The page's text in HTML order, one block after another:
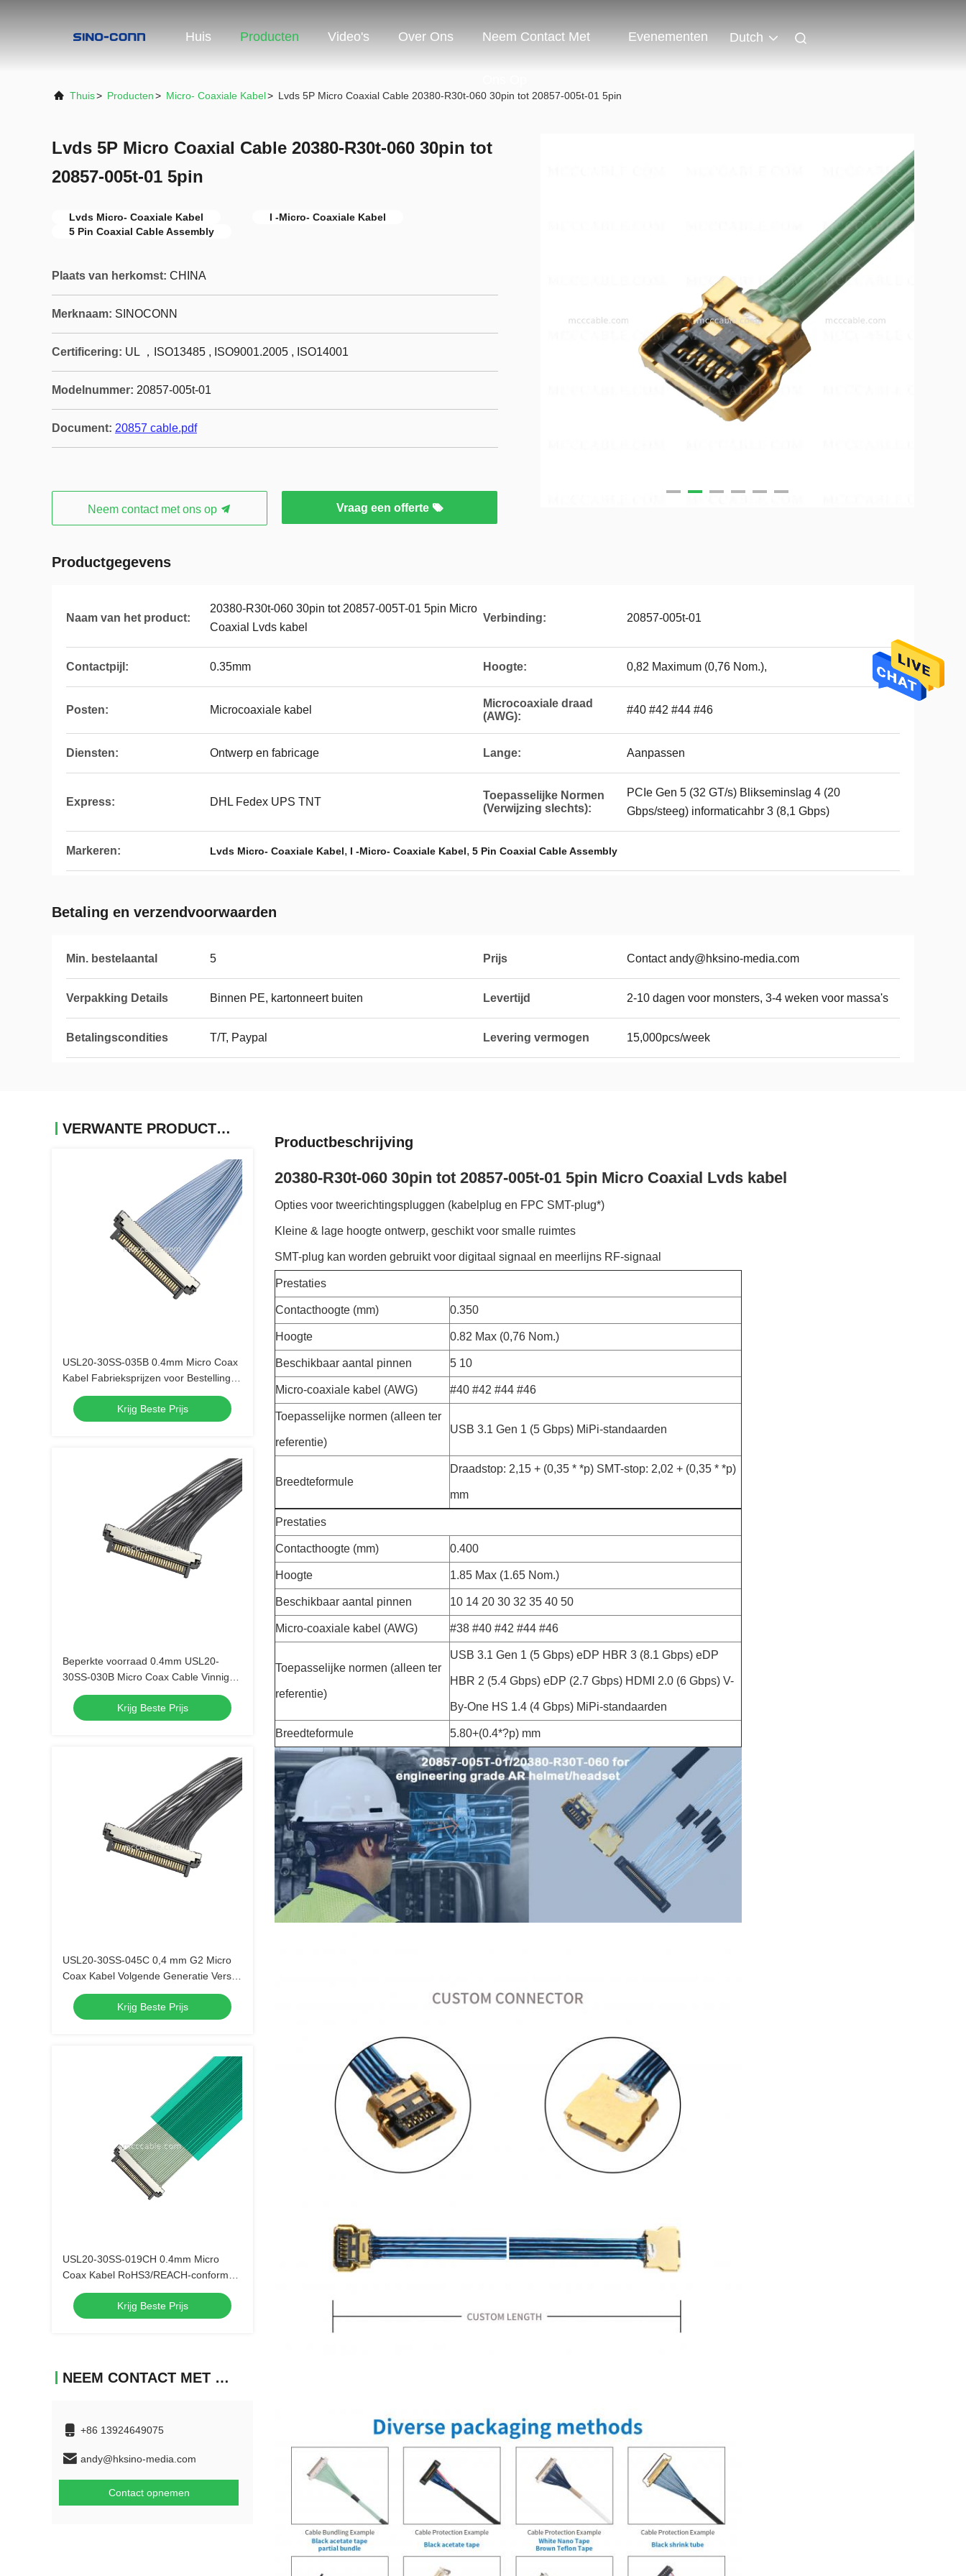
Huis Producten Video's Over Ons Neem Contact Met Evenementen Dutch
Thuis> Producten> Micro- Coaxiale Kabel> Lvds 5P Micro Coaxial Cable 20380-R30t-060 30pin tot 20857-005t-01 5pin
Lvds 5P Micro Coaxial Cable 20380-R30t-060 30pin tot
20857-005t-01 5pin
Lvds Micro- Coaxiale Kabel
I -Micro- Coaxiale Kabel
5 Pin Coaxial Cable Assembly
Plaats van herkomst: CHINA
Merknaam: SINOCONN
Certificering: UL ，ISO13485 , ISO9001.2005 , ISO14001
Modelnummer: 20857-005t-01
Document: 20857 cable.pdf
Neem contact met ons op Vraag een offerte
Productgegevens
Naam van het product:
20380-R30t-060 30pin tot 20857-005T-01 5pin Micro
Coaxial Lvds kabel
Verbinding: 20857-005t-01
Contactpijl: 0.35mm Hoogte: 0,82 Maximum (0,76 Nom.),
Posten: Microcoaxiale kabel
Microcoaxiale draad
(AWG):
#40 #42 #44 #46
Diensten: Ontwerp en fabricage Lange: Aanpassen
Express: DHL Fedex UPS TNT
Toepasselijke Normen
(Verwijzing slechts):
PCIe Gen 5 (32 GT/s) Blikseminslag 4 (20
Gbps/steeg) informaticahbr 3 (8,1 Gbps)
Markeren: Lvds Micro- Coaxiale Kabel, I -Micro- Coaxiale Kabel, 5 Pin Coaxial Cable Assembly
Betaling en verzendvoorwaarden
Min. bestelaantal 5 Prijs Contact andy@hksino-media.com
Verpakking Details Binnen PE, kartonneert buiten Levertijd 2-10 dagen voor monsters, 3-4 weken voor massa's
Betalingscondities T/T, Paypal Levering vermogen 15,000pcs/week
VERWANTE PRODUCTEN
USL20-30SS-035B 0.4mm Micro Coax
Kabel Fabrieksprijzen voor Bestellingen
van 1000+ Stuks
Krijg Beste Prijs
Beperkte voorraad 0.4mm USL20-
30SS-030B Micro Coax Cable Vinnige
levering voor camera OEM Bulk orders
Krijg Beste Prijs
USL20-30SS-045C 0,4 mm G2 Micro
Coax Kabel Volgende Generatie Versie
Met Lagere Insteekkracht
Krijg Beste Prijs
USL20-30SS-019CH 0.4mm Micro
Coax Kabel RoHS3/REACH-conform
voor EU Automobielproducenten
Krijg Beste Prijs
NEEM CONTACT MET ONS OP
+86 13924649075
andy@hksino-media.com
Contact opnemen
Productbeschrijving
20380-R30t-060 30pin tot 20857-005t-01 5pin Micro Coaxial Lvds kabel
Opties voor tweerichtingspluggen (kabelplug en FPC SMT-plug*)
Kleine & lage hoogte ontwerp, geschikt voor smalle ruimtes
SMT-plug kan worden gebruikt voor digitaal signaal en meerlijns RF-signaal
Prestaties
Contacthoogte (mm) 0.350
Hoogte 0.82 Max (0,76 Nom.)
Beschikbaar aantal pinnen 5 10
Micro-coaxiale kabel (AWG) #40 #42 #44 #46
Toepasselijke normen (alleen ter
referentie)
USB 3.1 Gen 1 (5 Gbps) MiPi-standaarden
Breedteformule
Draadstop: 2,15 + (0,35 * *p) SMT-stop: 2,02 + (0,35 * *p)
mm
Prestaties
Contacthoogte (mm) 0.400
Hoogte 1.85 Max (1.65 Nom.)
Beschikbaar aantal pinnen 10 14 20 30 32 35 40 50
Micro-coaxiale kabel (AWG) #38 #40 #42 #44 #46
Toepasselijke normen (alleen ter
referentie)
USB 3.1 Gen 1 (5 Gbps) eDP HBR 3 (8.1 Gbps) eDP
HBR 2 (5.4 Gbps) eDP (2.7 Gbps) HDMI 2.0 (6 Gbps) V-
By-One HS 1.4 (4 Gbps) MiPi-standaarden
Breedteformule 5.80+(0.4*?p) mm